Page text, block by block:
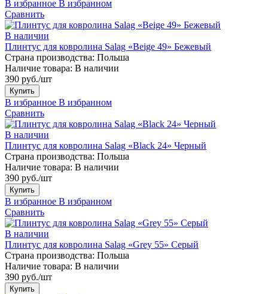
В избранное В избранном
Сравнить
В наличии
Плинтус для ковролина Salag «Beige 49» Бежевый
Страна производства: Польша
Наличие товара: В наличии
390 руб./шт
Купить
В избранное В избранном
Сравнить
В наличии
Плинтус для ковролина Salag «Black 24» Черный
Страна производства: Польша
Наличие товара: В наличии
390 руб./шт
Купить
В избранное В избранном
Сравнить
В наличии
Плинтус для ковролина Salag «Grey 55» Серый
Страна производства: Польша
Наличие товара: В наличии
390 руб./шт
Купить